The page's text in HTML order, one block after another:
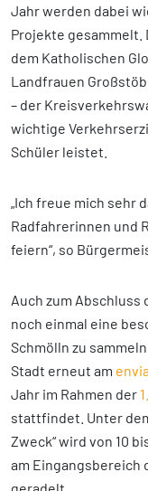
Jahr werden dabei
Projekte gesammelt.
dem Katholischen
Landfrauen
– der
wichtige
Schüler leistet.
„Ich freue mich sehr
Radfahrerinnen und
feiern“, so
Auch zum Abschluss
noch einmal eine
Schmölln zu
Stadt erneut am
Jahr im Rahmen der
stattfindet. Unter
Zweck“ wird von 10
am Eingangsbereich
geradelt.